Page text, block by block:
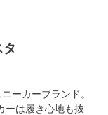
ーカーブランド。
ーは履き心地も抜